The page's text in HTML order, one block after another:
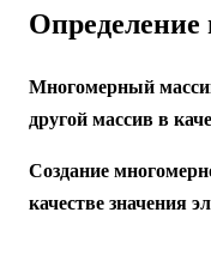
Определение
Многомерный
другой массив в
Создание
качестве значения